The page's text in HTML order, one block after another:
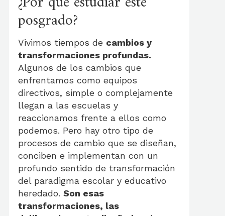
posgrado?
Vivimos tiempos de cambios y
transformaciones profundas.
Algunos de los cambios que
enfrentamos como equipos
directivos, simple o complejamente
llegan a las escuelas y
reaccionamos frente a ellos como
podemos. Pero hay otro tipo de
procesos de cambio que se diseñan,
conciben e implementan con un
profundo sentido de transformación
del paradigma escolar y educativo
heredado. Son esas
transformaciones, las